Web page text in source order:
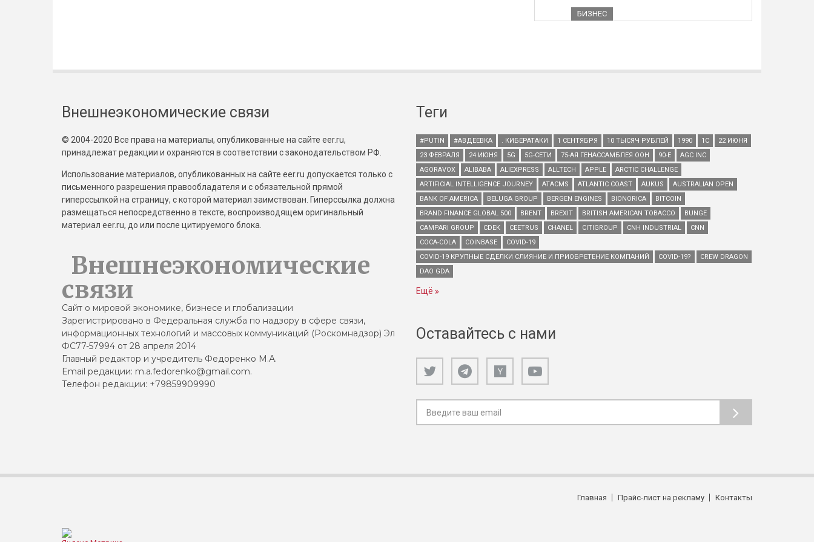
БИЗНЕС
Внешнеэкономические связи
© 2004-2020 Все права на материалы, опубликованные на сайте eer.ru,
принадлежат редакции и охраняются в соответствии с законодательством РФ.
Использование материалов, опубликованных на сайте eer.ru допускается только с
письменного разрешения правообладателя и с обязательной прямой
гиперссылкой на страницу, с которой материал заимствован. Гиперссылка должна
размещаться непосредственно в тексте, воспроизводящем оригинальный
материал eer.ru, до или после цитируемого блока.
Внешнеэкономические
связи
Сайт о мировой экономике, бизнесе и глобализации
Зарегистрировано в Федеральная служба по надзору в сфере связи,
информационных технологий и массовых коммуникаций (Роскомнадзор) Эл
ФС77-57994 от 28 апреля 2014
Главный редактор и учредитель Федоренко М.А.
Email редакции: m.a.fedorenko@gmail.com.
Телефон редакции: +79859909990
Теги
#PUTIN #АВДЕЕВКА . КИБЕРАТАКИ 1 СЕНТЯБРЯ 10 ТЫСЯЧ РУБЛЕЙ 1990 1С
22 ИЮНЯ
23 ФЕВРАЛЯ
24 ИЮНЯ 5G 5G-СЕТИ 75-АЯ ГЕНАССАМБЛЕЯ ООН 90-Е
AGC INC
AGORAVOX
ALIBABA ALIEXPRESS ALLTECH APPLE
ARCTIC CHALLENGE
ARTIFICIAL INTELLIGENCE JOURNEY
ATACMS ATLANTIC COAST AUKUS
AUSTRALIAN OPEN
BANK OF AMERICA
BELUGA GROUP BERGEN ENGINES BIONORICA
BITCOIN
BRAND FINANCE GLOBAL 500
BRENT BREXIT BRITISH AMERICAN TOBACCO
BUNGE
CAMPARI GROUP
CDEK CEETRUS CHANEL CITIGROUP CNH INDUSTRIAL
CNN
COCA-COLA
COINBASE
COVID-19
COVID-19 КРУПНЫЕ СДЕЛКИ СЛИЯНИЕ И ПРИОБРЕТЕНИЕ КОМПАНИЙ
COVID-19?
CREW DRAGON
DAO GDA
Ещё
Оставайтесь с нами
Главная Прайс-лист на рекламу Контакты